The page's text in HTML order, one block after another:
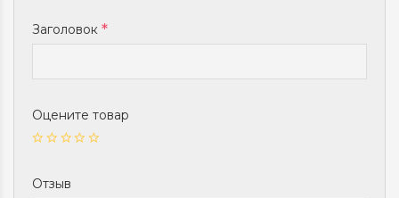
Заголовок
Оцените товар
Отзыв